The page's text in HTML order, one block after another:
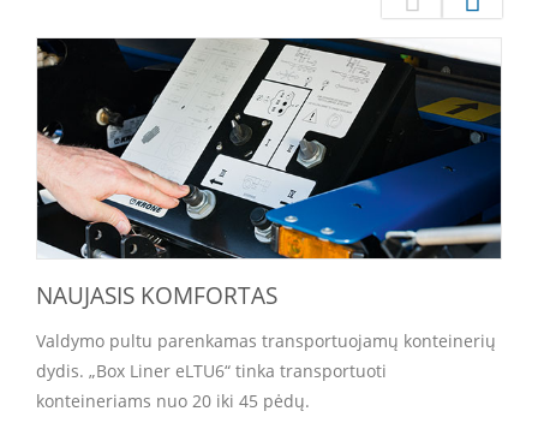
NAUJASIS KOMFORTAS
Valdymo pultu parenkamas transportuojamų konteinerių
dydis. „Box Liner eLTU6“ tinka transportuoti
konteineriams nuo 20 iki 45 pėdų.